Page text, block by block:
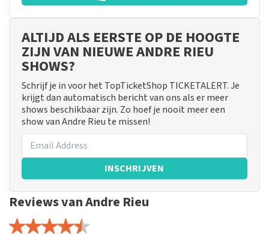
ALTIJD ALS EERSTE OP DE HOOGTE
ZIJN VAN NIEUWE ANDRE RIEU
SHOWS?
Schrijf je in voor het TopTicketShop TICKETALERT. Je
krijgt dan automatisch bericht van ons als er meer
shows beschikbaar zijn. Zo hoef je nooit meer een
show van Andre Rieu te missen!
INSCHRIJVEN
Reviews van Andre Rieu